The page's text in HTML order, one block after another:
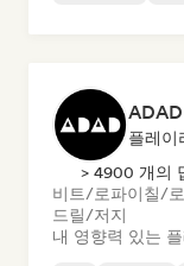
플레이
> 4900 개의
비트/로파이칠/
드릴/저지
내 영향력 있는